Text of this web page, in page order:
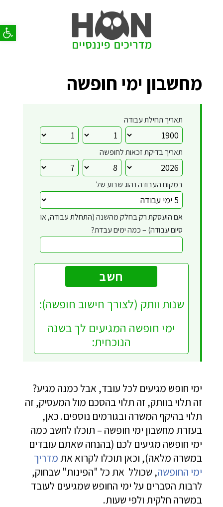
פתח
מחשבון ימי חופשה
תאריך תחילת עבודה
תאריך בדיקת זכאות לחופשה
במקום העבודה נהוג שבוע של
אם הועסקת רק בחלק מהשנה (התחלת עבודה, או
סיום עבודה) – כמה ימים עבדת?
שנות וותק (לצורך חישוב חופשה):
ימי חופשה המגיעים לך בשנה
הנוכחית:
ימי חופש מגיעים לכל עובד, אבל כמנה מגיע?
זה תלוי בוותק, זה תלוי בהסכם מול המעסיק, זה
תלוי בהיקף המשרה ובגורמים נוספים. כאן,
בעזרת מחשבון ימי חופשה – תוכלו לחשב כמה
ימי חופשה מגיעים לכם (בהנחה שאתם עובדים
במשרה מלאה), וכאן תוכלו לקרוא אתמדריך
ימי החופשה, שכולל את כל "הפינות" שבחוק,
לרבות הסברים על ימי החופש שמגיעים לעובד
במשרה חלקית ולפי שעות.